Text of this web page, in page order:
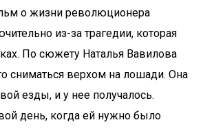
о жизни революционера
из-за трагедии, которая
По сюжету Наталья Вавилова
сниматься верхом на лошади. Она
езды, и у нее получалось.
день, когда ей нужно было